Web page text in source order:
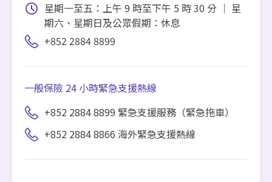
星期一至五：上午 9 時至下午 5 時 30 分 ｜ 星
期六、星期日及公眾假期：休息
+852 2884 8899
一般保險 24 小時緊急支援熱線
+852 2884 8899 緊急支援服務（緊急拖車）
+852 2884 8866 海外緊急支援熱線